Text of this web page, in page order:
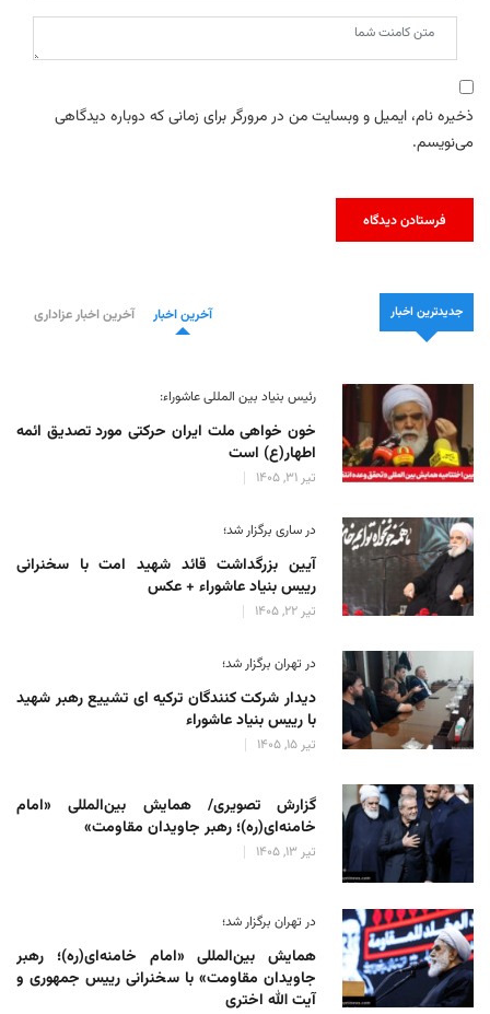
ذخیره نام، ایمیل و وبسایت من در مرورگر برای زمانی که دوباره دیدگاهی
می‌نویسم.
جدیدترین اخبار آخرین اخبار آخرین اخبار عزاداری
رئیس بنیاد بین المللی عاشوراء:
خون خواهی ملت ایران حرکتی مورد تصدیق ائمه
اطهار(ع) است
تیر 31, 1405
در ساری برگزار شد؛
آیین بزرگداشت قائد شهید امت با سخنرانی
رییس بنیاد عاشوراء + عکس
تیر 22, 1405
در تهران برگزار شد؛
دیدار شرکت کنندگان ترکیه ای تشییع رهبر شهید
با رییس بنیاد عاشوراء
تیر 15, 1405
گزارش تصویری/ همایش بین‌المللی «امام
خامنه‌ای(ره)؛ رهبر جاویدان مقاومت»
تیر 13, 1405
در تهران برگزار شد؛
همایش بین‌المللی «امام خامنه‌ای(ره)؛ رهبر
جاویدان مقاومت» با سخنرانی رییس جمهوری و
آیت الله اختری